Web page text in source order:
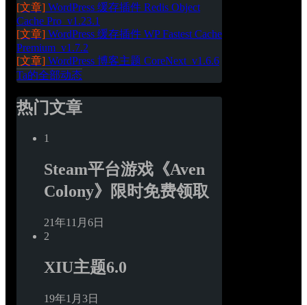
[文章] WordPress 缓存插件 Redis Object
Cache Pro_v1.23.1
[文章] WordPress 缓存插件 WP Fastest Cache
Premium_v1.7.2
[文章] WordPress 博客主题 CoreNext_v1.6.6
Ta的全部动态
热门文章
1
Steam平台游戏《Aven
Colony》限时免费领取
21年11月6日
2
XIU主题6.0
19年1月3日